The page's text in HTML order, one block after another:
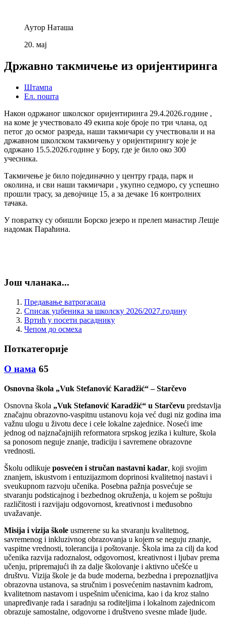
Аутор Наташа
20. мај
Државно такмичење из оријентиринга
Штампа
Ел. пошта
Након одржаног школског оријентиринга 29.4.2026.године ,
на коме је учествовало 49 екипа које броје по три члана, од
петог до осмог разреда, наши такмичари су учествовали и на
државном школском такмичењу у оријентирингу које је
одржано 15.5.2026.године у Бору, где је било око 300
учесника.
Такмичење је било појединачно у центру града, парк и
околина, и сви наши такмичари , укупно седморо, су успешно
прошли трасу, за девојчице 15, а за дечаке 16 контролних
тачака.
У повратку су обишли Борско језеро и прелеп манастир Лешје
надомак Параћина.
Још чланака...
Предавање ватрогасаца
Списак уџбеника за школску 2026/2027.годину
Вртић у посети расаднику
Чепом до осмеха
Поткатегорије
О нама 65
Osnovna škola „Vuk Stefanović Karadžić“ – Starčevo
Osnovna škola „Vuk Stefanović Karadžić“ u Starčevu predstavlja
značajnu obrazovno-vaspitnu ustanovu koja već dugi niz godina ima
važnu ulogu u životu dece i cele lokalne zajednice. Noseći ime
jednog od najznačajnijih reformatora srpskog jezika i kulture, škola
sa ponosom neguje znanje, tradiciju i savremene obrazovne
vrednosti.
Školu odlikuje posvećen i stručan nastavni kadar, koji svojim
znanjem, iskustvom i entuzijazmom doprinosi kvalitetnoj nastavi i
sveukupnom razvoju učenika. Posebna pažnja posvećuje se
stvaranju podsticajnog i bezbednog okruženja, u kojem se poštuju
različitosti i razvijaju odgovornost, kreativnost i međusobno
uvažavanje.
Misija i vizija škole usmerene su ka stvaranju kvalitetnog,
savremenog i inkluzivnog obrazovanja u kojem se neguju znanje,
vaspitne vrednosti, tolerancija i poštovanje. Škola ima za cilj da kod
učenika razvija radoznalost, odgovornost, kreativnost i ljubav prema
učenju, pripremajući ih za dalje školovanje i aktivno učešće u
društvu. Vizija škole je da bude moderna, bezbedna i prepoznatljiva
obrazovna ustanova, sa stručnim i posvećenim nastavnim kadrom,
kvalitetnom nastavom i uspešnim učenicima, kao i da kroz stalno
unapređivanje rada i saradnju sa roditeljima i lokalnom zajednicom
obrazuje samostalne, odgovorne i društveno svesne mlade ljude.